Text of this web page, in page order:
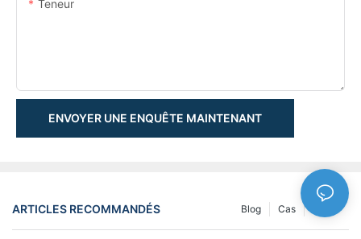
Teneur
ENVOYER UNE ENQUÊTE MAINTENANT
ARTICLES RECOMMANDÉS NEWS
Cas
Blog